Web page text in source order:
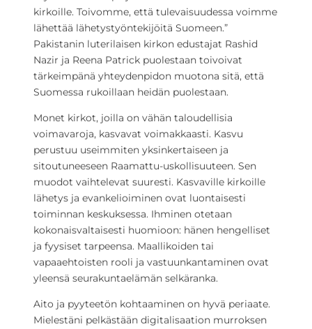
kirkoille. Toivomme, että tulevaisuudessa voimme
lähettää lähetystyöntekijöitä Suomeen.”
Pakistanin luterilaisen kirkon edustajat Rashid
Nazir ja Reena Patrick puolestaan toivoivat
tärkeimpänä yhteydenpidon muotona sitä, että
Suomessa rukoillaan heidän puolestaan.
Monet kirkot, joilla on vähän taloudellisia
voimavaroja, kasvavat voimakkaasti. Kasvu
perustuu useimmiten yksinkertaiseen ja
sitoutuneeseen Raamattu-uskollisuuteen. Sen
muodot vaihtelevat suuresti. Kasvaville kirkoille
lähetys ja evankelioiminen ovat luontaisesti
toiminnan keskuksessa. Ihminen otetaan
kokonaisvaltaisesti huomioon: hänen hengelliset
ja fyysiset tarpeensa. Maallikoiden tai
vapaaehtoisten rooli ja vastuunkantaminen ovat
yleensä seurakuntaelämän selkäranka.
Aito ja pyyteetön kohtaaminen on hyvä periaate.
Mielestäni pelkästään digitalisaation murroksen